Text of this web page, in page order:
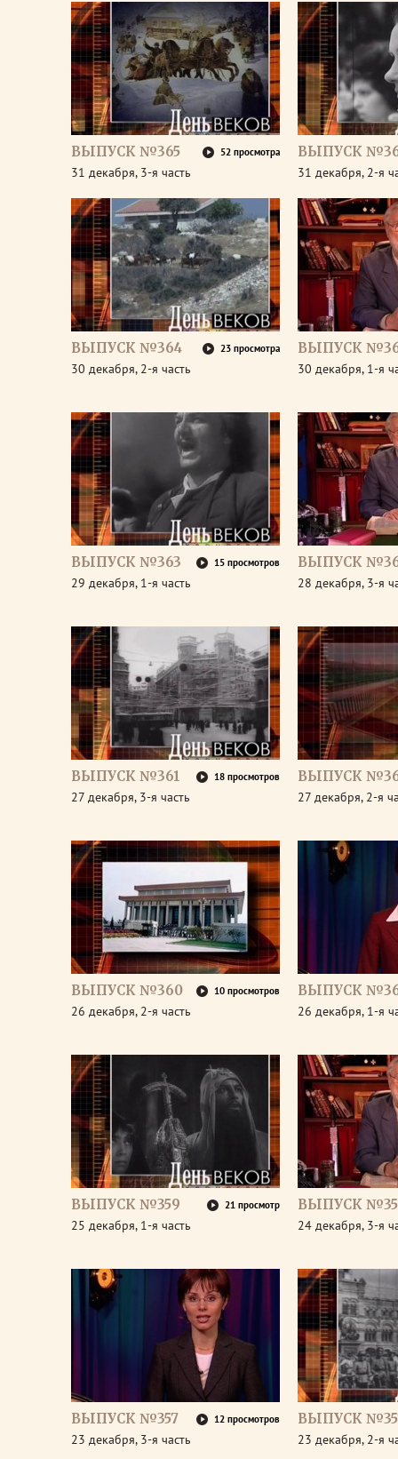
ВЫПУСК №365 52 просмотра
31 декабря, 3-я часть
ВЫПУСК
31 декабря, 2-я
ВЫПУСК №364 23 просмотра
30 декабря, 2-я часть
ВЫПУСК
30 декабря, 1-я
ВЫПУСК №363 15 просмотров
29 декабря, 1-я часть
ВЫПУСК
28 декабря, 3-я
ВЫПУСК №361 18 просмотров
27 декабря, 3-я часть
ВЫПУСК
27 декабря, 2-я
ВЫПУСК №360 10 просмотров
26 декабря, 2-я часть
ВЫПУСК
26 декабря, 1-я
ВЫПУСК №359 21 просмотр
25 декабря, 1-я часть
ВЫПУСК
24 декабря, 3-я
ВЫПУСК №357 12 просмотров
23 декабря, 3-я часть
ВЫПУСК
23 декабря, 2-я